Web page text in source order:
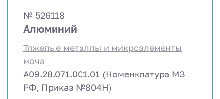
№ 526118
Алюминий
Тяжелые металлы и микроэлементы
моча
A09.28.071.001.01 (Номенклатура МЗ
РФ, Приказ №804Н)